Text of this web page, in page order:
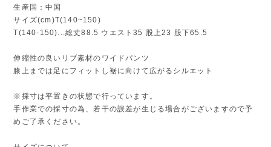
生産国：中国
サイズ(cm)T(140~150)
T(140-150)...総丈88.5 ウエスト35 股上23 股下65.5
伸縮性の良いリブ素材のワイドパンツ
膝上までは足にフィットし裾に向けて広がるシルエット
※採寸は平置きの状態で行っています。
手作業での採寸の為、若干の誤差が生じる場合がございますので予
めご了承ください。